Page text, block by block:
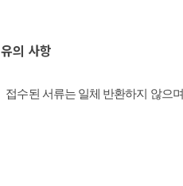
유의 사항
접수된 서류는 일체 반환하지 않으며